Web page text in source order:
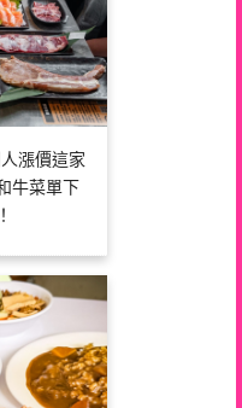
漲價這家
牛菜單下